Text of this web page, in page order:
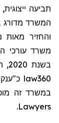
בשנת 2020, השותף המייסד לורנס רוזן הוכרז על ידי חברת
law360
במשרד זה
Lawyers
.